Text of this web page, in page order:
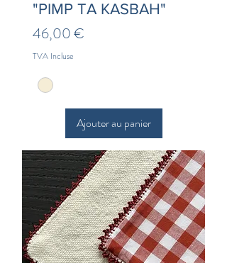
"PIMP TA KASBAH"
Prix
46,00 €
TVA Incluse
Ajouter au panier